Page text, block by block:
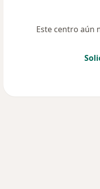
Este centro aún